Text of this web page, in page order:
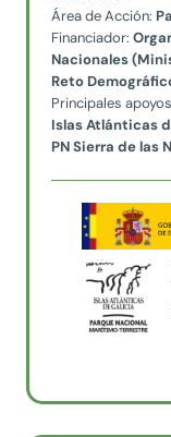
Área de Acción:
Financiador:
Nacionales
Reto
Principales
Islas Atlánticas
PN Sierra de las